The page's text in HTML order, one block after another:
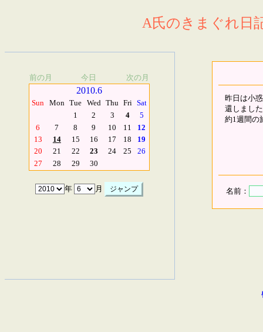
A氏のきまぐれ日
前の月 今日 次の月
2010.6
Sun Mon Tue Wed Thu Fri Sat
1
2 3 4
5
6
7 8 9 10 11
12
13
14 15 16 17 18
19
20
21 22 23 24 25
26
27
28 29 30
年 月
昨日は小
還しまし
約1週間の
名前：